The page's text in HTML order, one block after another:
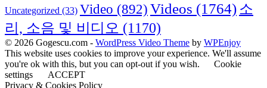
Uncategorized (33) Video (892)Videos (1764) 소
리, 소음 및 비디오 (1170)
© 2026 Gogescu.com - WordPress Video Theme by WPEnjoy
This website uses cookies to improve your experience. We'll assume
you're ok with this, but you can opt-out if you wish.
Cookie
settings
ACCEPT
Privacy & Cookies Policy